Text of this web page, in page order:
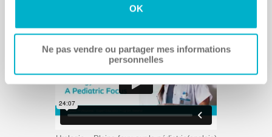
OK
Ne pas vendre ou partager mes informations
personnelles